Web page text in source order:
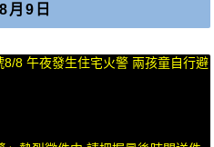
月9日
8/8 午夜發生住宅火警 兩孩童自行避